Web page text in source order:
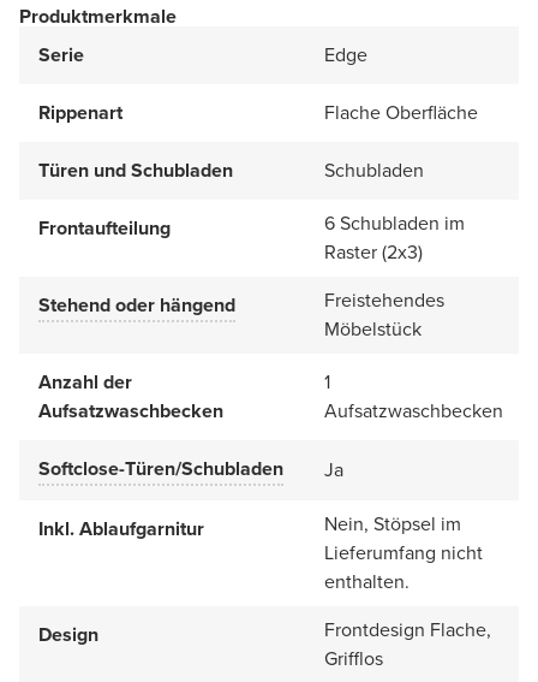
Produktmerkmale
Serie
Edge
Rippenart Flache Oberfläche
Türen und Schubladen Schubladen
Frontaufteilung
6 Schubladen im
Raster (2x3)
Stehend oder hängend
Freistehendes
Möbelstück
Anzahl der
Aufsatzwaschbecken
1
Aufsatzwaschbecken
Softclose-Türen/Schubladen Ja
Inkl. Ablaufgarnitur
Nein, Stöpsel im
Lieferumfang nicht
enthalten.
Design
Frontdesign Flache,
Grifflos